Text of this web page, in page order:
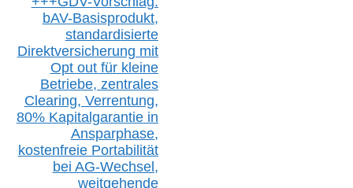
bAV-Basisprodukt,
standardisierte
Direktversicherung mit
Opt outfür kleine
Betriebe, zentrales
Clearing, Verrentung,
80% Kapitalgarantie in
Ansparphase,
kostenfreie Portabilität
bei AG-Wechsel,
weitgehende